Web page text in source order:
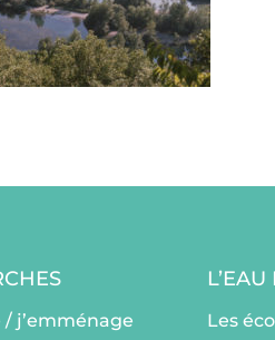
j’emménage
Les